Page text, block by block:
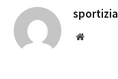
sportizia
Website